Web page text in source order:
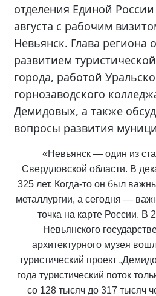
отделения Единой
августа с рабочим
Невьянск. Глава региона
развитием
города, работой
горнозаводского
Демидовых, а также
вопросы развития
«Невьянск — один из
Свердловской области. В
325 лет. Когда-то он был
металлургии, а сегодня —
точка на карте России. В
Невьянского
архитектурного музея
туристический проект
года туристический поток
со 128 тысяч до 317 тысяч